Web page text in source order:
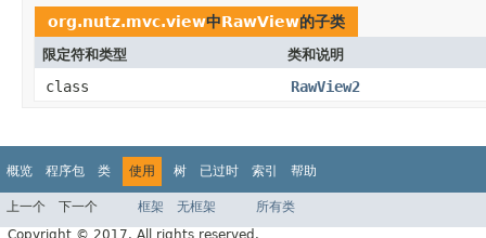
org.nutz.mvc.view中RawView的子类
限定符和类型 类和说明
class RawView2
概览 程序包 类 使用 树 已过时 索引 帮助
上一个 下一个 框架 无框架
所有类
Copyright © 2017. All rights reserved.